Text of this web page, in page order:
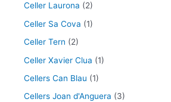
Celler Laurona (2)
Celler Sa Cova (1)
Celler Tern (2)
Celler Xavier Clua (1)
Cellers Can Blau (1)
Cellers Joan d'Anguera (3)